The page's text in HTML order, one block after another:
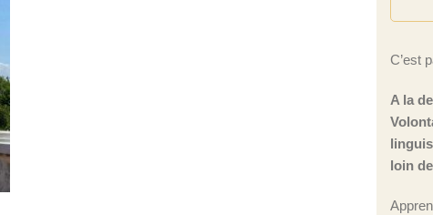
C’est
A la
loin